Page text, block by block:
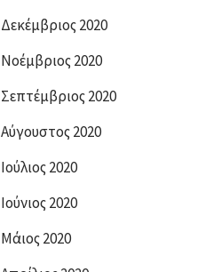
Δεκέμβριος 2020
Νοέμβριος 2020
Σεπτέμβριος 2020
Αύγουστος 2020
Ιούλιος 2020
Ιούνιος 2020
Μάιος 2020